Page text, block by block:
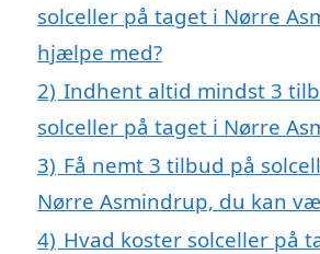
solceller på taget i Nørre
hjælpe med?
2) Indhent altid mindst 3
solceller på taget i Nørre
3) Få nemt 3 tilbud på
Nørre Asmindrup, du kan
4) Hvad koster solceller på